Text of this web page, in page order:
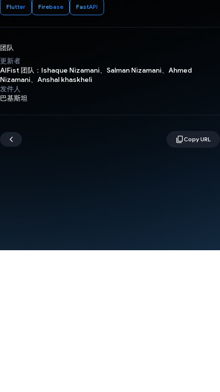
Flutter Firebase FastAPI
团队
更新者
AIFist 团队：Ishaque Nizamani、Salman Nizamani、Ahmed
Nizamani、Anshal khaskheli
发件人
巴基斯坦